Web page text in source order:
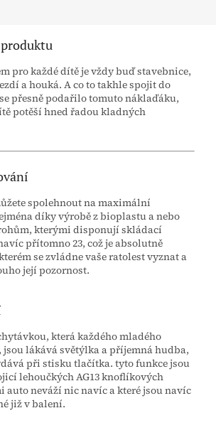
pro každé dítě je vždy buď stavebnice,
a houká. A co to takhle spojit do
přesně podařilo tomuto náklaďáku,
potěší hned řadou kladných
spolehnout na maximální
díky výrobě z bioplastu a nebo
kterými disponují skládací
přítomno 23, což je absolutně
se zvládne vaše ratolest vyznat a
její pozornost.
která každého mladého
jsou lákává světýlka a příjemná hudba,
při stisku tlačítka. tyto funkce jsou
lehoučkých AG13 knoflíkových
auto neváží nic navíc a které jsou navíc
již v balení.